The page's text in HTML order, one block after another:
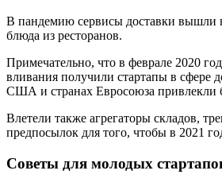
В пандемию сервисы доставки вышли
блюда из ресторанов.
Примечательно, что в феврале 2020
вливания получили стартапы в сфере
США и странах Евросоюза привлекли
Влетели также агрегаторы складов,
предпосылок для того, чтобы в 2021
Советы для молодых